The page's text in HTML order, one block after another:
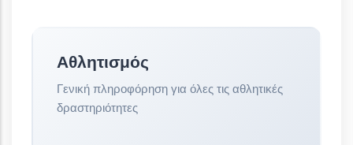
Αθλητισμός
Γενική πληροφόρηση για όλες τις αθλητικές
δραστηριότητες